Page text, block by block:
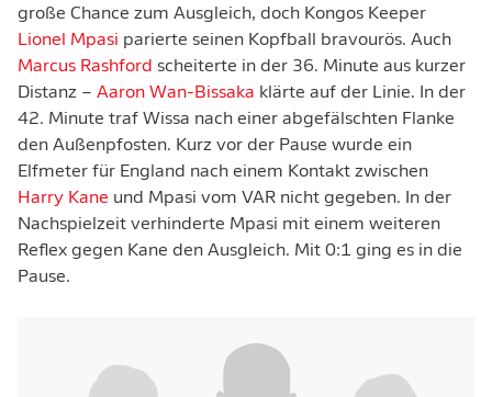
große Chance zum Ausgleich, doch Kongos Keeper
Lionel Mpasi parierte seinen Kopfball bravourös. Auch
Marcus Rashford scheiterte in der 36. Minute aus kurzer
Distanz – Aaron Wan-Bissaka klärte auf der Linie. In der
42. Minute traf Wissa nach einer abgefälschten Flanke
den Außenpfosten. Kurz vor der Pause wurde ein
Elfmeter für England nach einem Kontakt zwischen
Harry Kane und Mpasi vom VAR nicht gegeben. In der
Nachspielzeit verhinderte Mpasi mit einem weiteren
Reflex gegen Kane den Ausgleich. Mit 0:1 ging es in die
Pause.